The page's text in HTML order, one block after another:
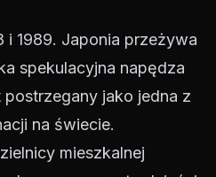
i 1989. Japonia przeżywa
spekulacyjna napędza
jako jedna z
na świecie.
mieszkalnej